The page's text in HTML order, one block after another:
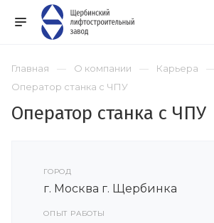
Главная О компании
Карьера
Оператор станка с ЧПУ
Оператор станка с ЧПУ
ГОРОД
г. Москва г. Щербинка
ОПЫТ РАБОТЫ